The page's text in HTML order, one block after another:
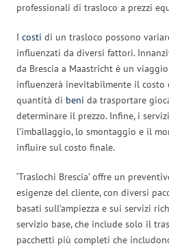
professionali di trasloco a prezzi
I costi di un trasloco possono
influenzati da diversi fattori.
da Brescia a Maastricht è un
influenzerà inevitabilmente il costo
quantità di beni da trasportare
determinare il prezzo. Infine, i
l’imballaggio, lo smontaggio e il
influire sul costo finale.
‘Traslochi Brescia’ offre un
esigenze del cliente, con diversi
basati sull’ampiezza e sui servizi
servizio base, che include solo il
pacchetti più completi che